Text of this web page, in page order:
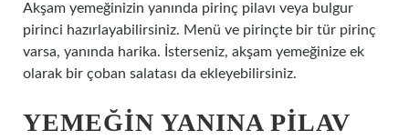
Akşam yemeğinizin yanında pirinç pilavı veya bulgur
pirinci hazırlayabilirsiniz. Menü ve pirinçte bir tür pirinç
varsa, yanında harika. İsterseniz, akşam yemeğinize ek
olarak bir çoban salatası da ekleyebilirsiniz.
YEMEĞIN YANINA PILAV